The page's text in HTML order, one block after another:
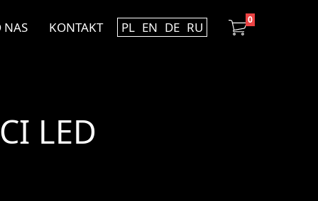
0
NAS KONTAKT PL EN DE RU
LED